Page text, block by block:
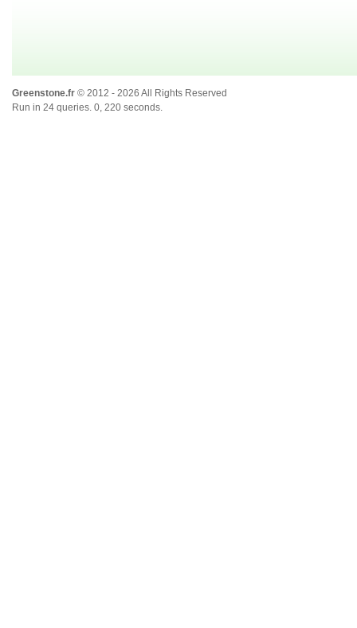
Greenstone.fr © 2012 - 2026 All Rights Reserved
Run in 24 queries. 0, 220 seconds.